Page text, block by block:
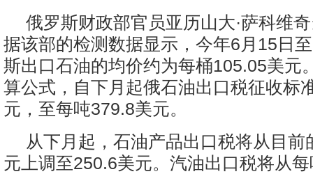
俄罗斯财政部官员亚历山大·萨科维
据该部的检测数据显示，今年6月15日
斯出口石油的均价约为每桶105.05美元
算公式，自下月起俄石油出口税征收标
元，至每吨379.8美元。
从下月起，石油产品出口税将从目前
元上调至250.6美元。汽油出口税将从